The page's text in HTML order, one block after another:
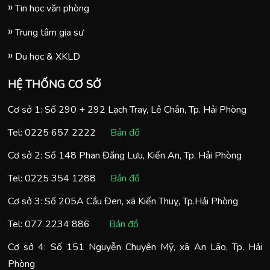
Tin học văn phòng
Trung tâm gia sư
Du học & XKLD
HỆ THỐNG CƠ SỞ
Cơ sở 1: Số 290 + 292 Lạch Tray, Lê Chân, Tp. Hải Phòng
Tel: 0225 657 2222
Bản đồ
Cơ sở 2: Số 148 Phan Đăng Lưu, Kiến An, Tp. Hải Phòng
Tel: 0225 354 1288
Bản đồ
Cơ sở 3: Số 205A Cầu Đen, xã Kiến Thuỵ, Tp.Hải Phòng
Tel: 077 2234 886
Bản đồ
Cơ sở 4: Số 151 Nguyễn Chuyên Mỹ, xã An Lão, Tp. Hải
Phòng